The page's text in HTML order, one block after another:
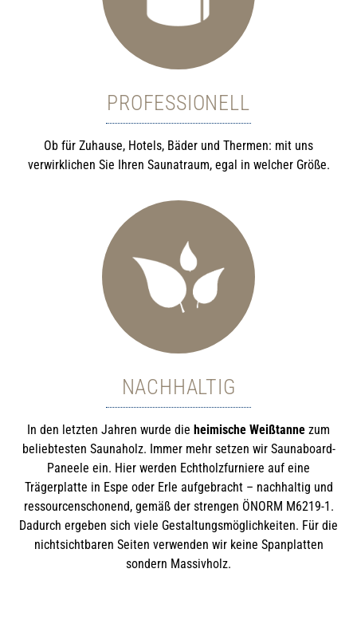
PROFESSIONELL
Ob für Zuhause, Hotels, Bäder und Thermen: mit uns
verwirklichen Sie Ihren Saunatraum, egal in welcher Größe.
NACHHALTIG
In den letzten Jahren wurde die heimische Weißtanne zum
beliebtesten Saunaholz. Immer mehr setzen wir Saunaboard-
Paneele ein. Hier werden Echtholzfurniere auf eine
Trägerplatte in Espe oder Erle aufgebracht – nachhaltig und
ressourcenschonend, gemäß der strengen ÖNORM M6219-1.
Dadurch ergeben sich viele Gestaltungsmöglichkeiten. Für die
nichtsichtbaren Seiten verwenden wir keine Spanplatten
sondern Massivholz.